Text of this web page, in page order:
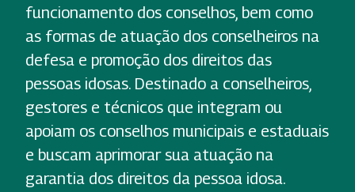
funcionamento dos conselhos, bem como
as formas de atuação dos conselheiros na
defesa e promoção dos direitos das
pessoas idosas. Destinado a conselheiros,
gestores e técnicos que integram ou
apoiam os conselhos municipais e estaduais
e buscam aprimorar sua atuação na
garantia dos direitos da pessoa idosa.